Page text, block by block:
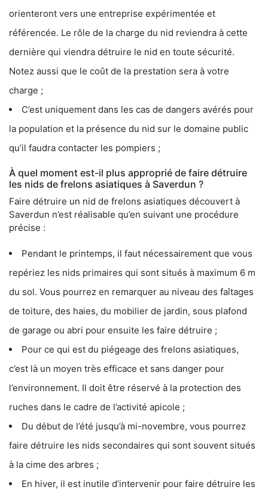
orienteront vers une entreprise expérimentée et
référencée. Le rôle de la charge du nid reviendra à cette
dernière qui viendra détruire le nid en toute sécurité.
Notez aussi que le coût de la prestation sera à votre
charge ;
C’est uniquement dans les cas de dangers avérés pour
la population et la présence du nid sur le domaine public
qu’il faudra contacter les pompiers ;
À quel moment est-il plus approprié de faire détruire
les nids de frelons asiatiques à Saverdun ?
Faire détruire un nid de frelons asiatiques découvert à
Saverdun n’est réalisable qu’en suivant une procédure
précise :
Pendant le printemps, il faut nécessairement que vous
repériez les nids primaires qui sont situés à maximum 6 m
du sol. Vous pourrez en remarquer au niveau des faîtages
de toiture, des haies, du mobilier de jardin, sous plafond
de garage ou abri pour ensuite les faire détruire ;
Pour ce qui est du piégeage des frelons asiatiques,
c’est là un moyen très efficace et sans danger pour
l’environnement. Il doit être réservé à la protection des
ruches dans le cadre de l’activité apicole ;
Du début de l’été jusqu’à mi-novembre, vous pourrez
faire détruire les nids secondaires qui sont souvent situés
à la cime des arbres ;
En hiver, il est inutile d’intervenir pour faire détruire les